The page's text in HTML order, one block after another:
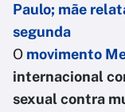
Paulo; mãe
segunda
O movimento
internacional
sexual contra